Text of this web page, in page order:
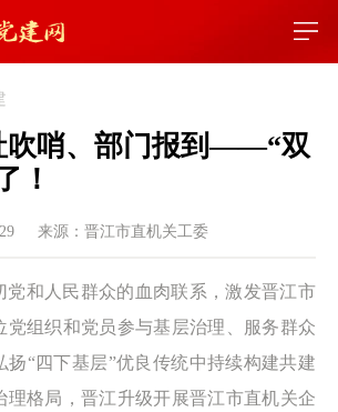
吹哨、部门报到——“双
！
来源：晋江市直机关工委
党和人民群众的血肉联系，激发晋江市
党组织和党员参与基层治理、服务群众
扬“四下基层”优良传统中持续构建共建
理格局，晋江升级开展晋江市直机关企